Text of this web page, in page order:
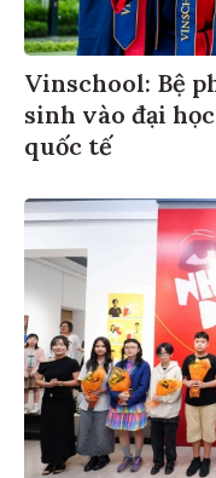
Vinschool: Bệ
sinh vào đại
quốc tế